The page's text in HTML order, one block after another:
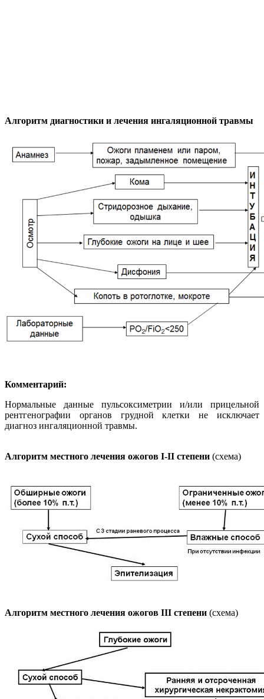
Алгоритм диагностики и лечения ингаляционной травмы
Комментарий:
Нормальные данные пульсоксиметрии и/или прицельной
рентгенографии органов грудной клетки не исключает
диагноз ингаляционной травмы.
Алгоритм местного лечения ожогов I-II степени (схема)
Алгоритм местного лечения ожогов III степени (схема)